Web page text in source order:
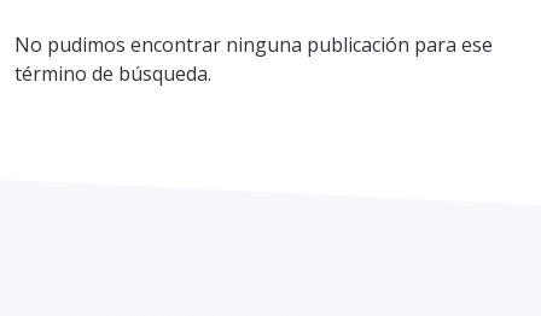
No pudimos encontrar ninguna publicación para ese
término de búsqueda.